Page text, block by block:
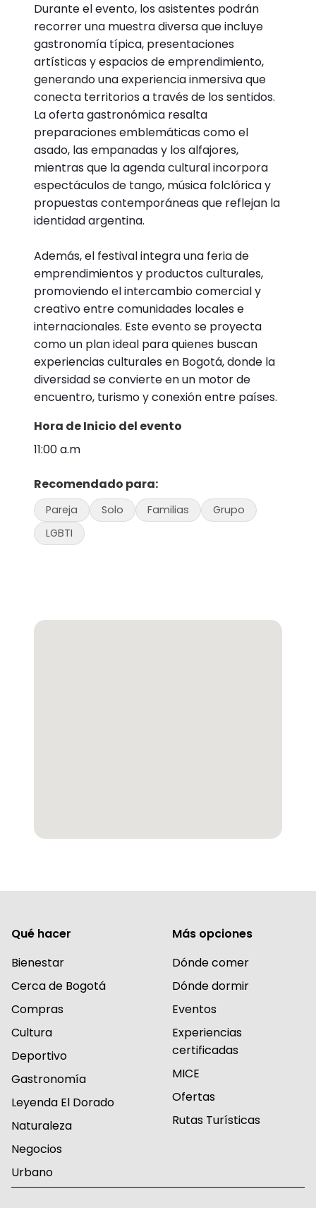
Durante el evento, los asistentes podrán
recorrer una muestra diversa que incluye
gastronomía típica, presentaciones
artísticas y espacios de emprendimiento,
generando una experiencia inmersiva que
conecta territorios a través de los sentidos.
La oferta gastronómica resalta
preparaciones emblemáticas como el
asado, las empanadas y los alfajores,
mientras que la agenda cultural incorpora
espectáculos de tango, música folclórica y
propuestas contemporáneas que reflejan la
identidad argentina.
Además, el festival integra una feria de
emprendimientos y productos culturales,
promoviendo el intercambio comercial y
creativo entre comunidades locales e
internacionales. Este evento se proyecta
como un plan ideal para quienes buscan
experiencias culturales en Bogotá, donde la
diversidad se convierte en un motor de
encuentro, turismo y conexión entre países.
Hora de Inicio del evento
11:00 a.m
Recomendado para:
Pareja Solo Familias
Grupo
LGBTI
Qué hacer
Bienestar
Cerca de Bogotá
Compras
Cultura
Deportivo
Gastronomía
Leyenda El Dorado
Naturaleza
Negocios
Urbano
Más opciones
Dónde comer
Dónde dormir
Eventos
Experiencias
certificadas
MICE
Ofertas
Rutas Turísticas